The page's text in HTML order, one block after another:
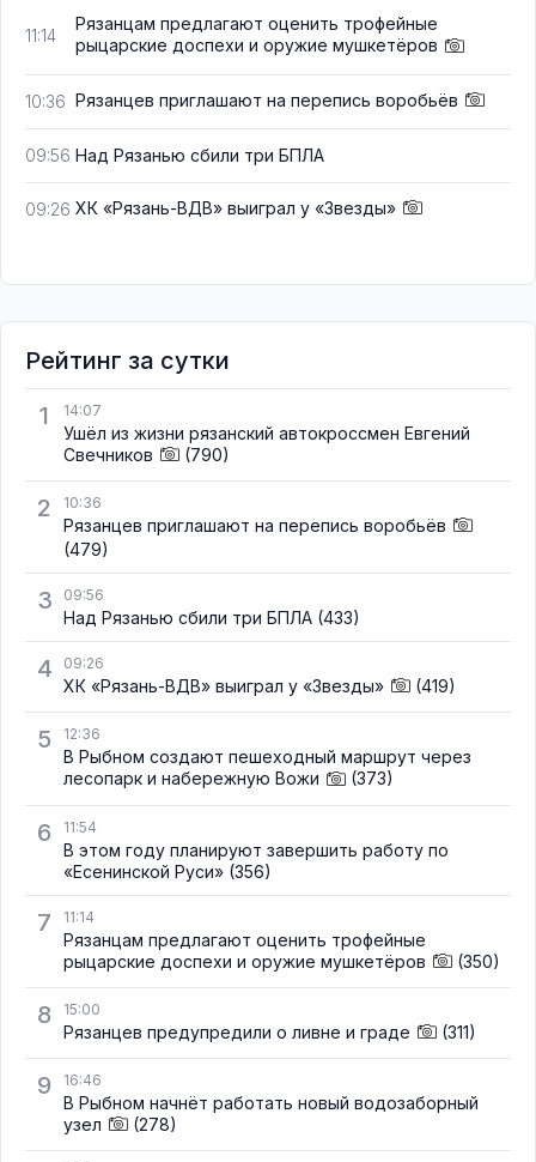
11:14
Рязанцам предлагают оценить трофейные
рыцарские доспехи и оружие мушкетёров
10:36 Рязанцев приглашают на перепись воробьёв
09:56 Над Рязанью сбили три БПЛА
09:26 ХК «Рязань-ВДВ» выиграл у «Звезды»
Рейтинг за сутки
1
14:07
Ушёл из жизни рязанский автокроссмен Евгений
Свечников
(790)
2 10:36
Рязанцев приглашают на перепись воробьёв
(479)
3 09:56
Над Рязанью сбили три БПЛА (433)
4 09:26
ХК «Рязань-ВДВ» выиграл у «Звезды» (419)
5 12:36
В Рыбном создают пешеходный маршрут через
лесопарк и набережную Вожи
(373)
6 11:54
В этом году планируют завершить работу по
«Есенинской Руси» (356)
7 11:14
Рязанцам предлагают оценить трофейные
рыцарские доспехи и оружие мушкетёров
(350)
8 15:00
Рязанцев предупредили о ливне и граде (311)
9 16:46
В Рыбном начнёт работать новый водозаборный
узел
(278)